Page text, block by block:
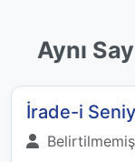
Aynı
İrade-i
Belirtilmemiş